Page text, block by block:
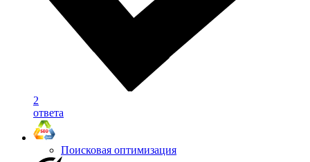
2
ответа
Поисковая оптимизация